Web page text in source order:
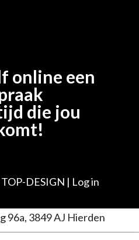
online een
die jou
TOP-DESIGN | Log in
96a, 3849 AJ Hierden